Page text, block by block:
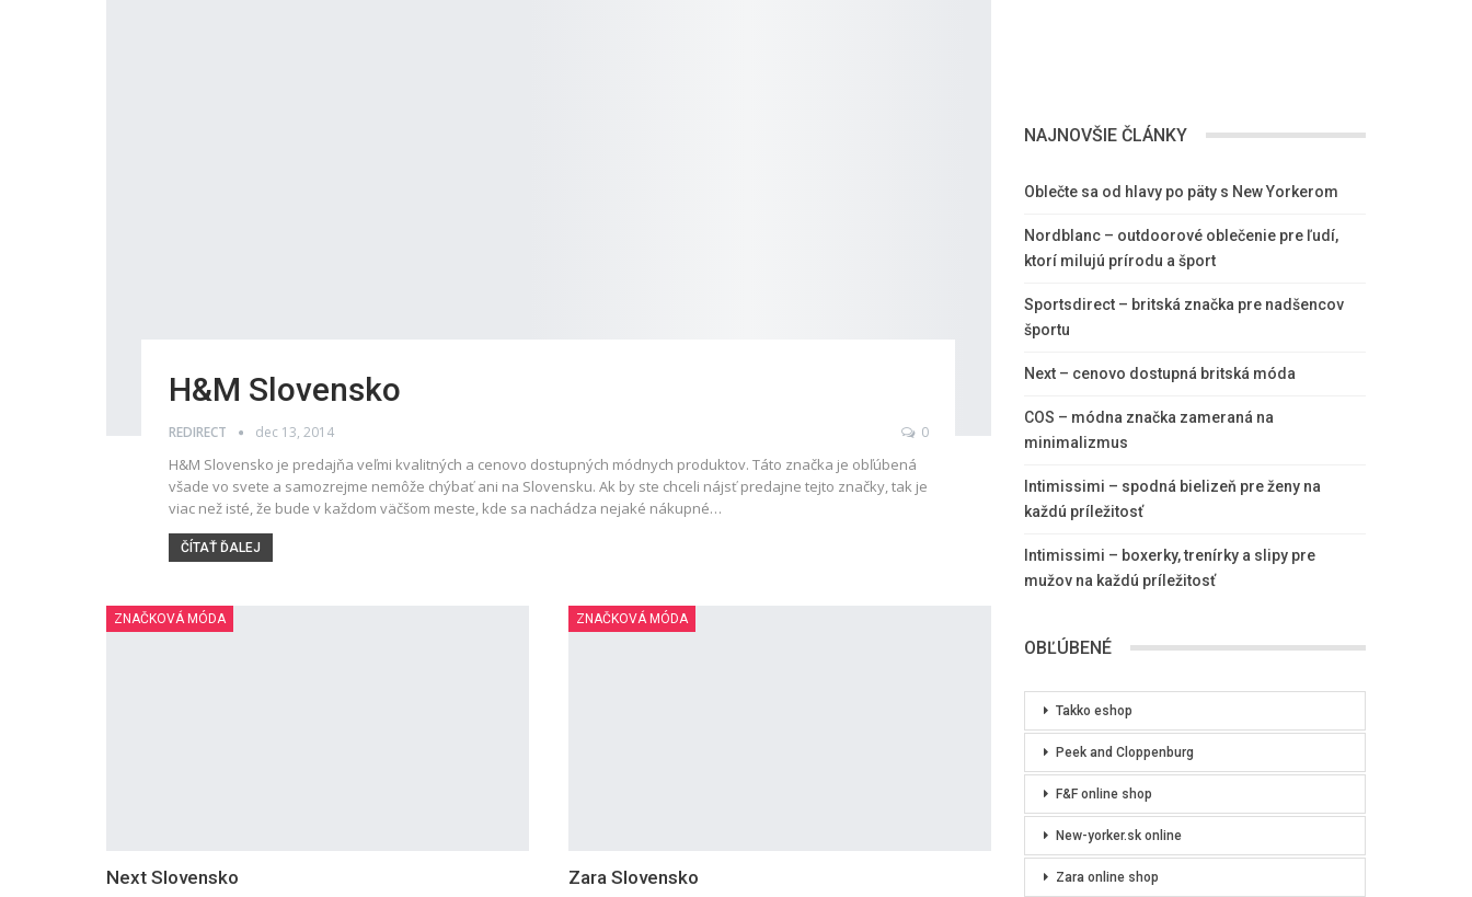
H&M Slovensko
REDIRECT dec 13, 2014 0
H&M Slovensko je predajňa veľmi kvalitných a cenovo dostupných módnych produktov. Táto značka je obľúbená
všade vo svete a samozrejme nemôže chýbať ani na Slovensku. Ak by ste chceli nájsť predajne tejto značky, tak je
viac než isté, že bude v každom väčšom meste, kde sa nachádza nejaké nákupné…
ČÍTAŤ ĎALEJ
ZNAČKOVÁ MÓDA
Next Slovensko
ZNAČKOVÁ MÓDA
Zara Slovensko
NAJNOVŠIE ČLÁNKY
Oblečte sa od hlavy po päty s New Yorkerom
Nordblanc – outdoorové oblečenie pre ľudí,
ktorí milujú prírodu a šport
Sportsdirect – britská značka pre nadšencov
športu
Next – cenovo dostupná britská móda
COS – módna značka zameraná na
minimalizmus
Intimissimi – spodná bielizeň pre ženy na
každú príležitosť
Intimissimi – boxerky, trenírky a slipy pre
mužov na každú príležitosť
OBĽÚBENÉ
Takko eshop
Peek and Cloppenburg
F&F online shop
New-yorker.sk online
Zara online shop